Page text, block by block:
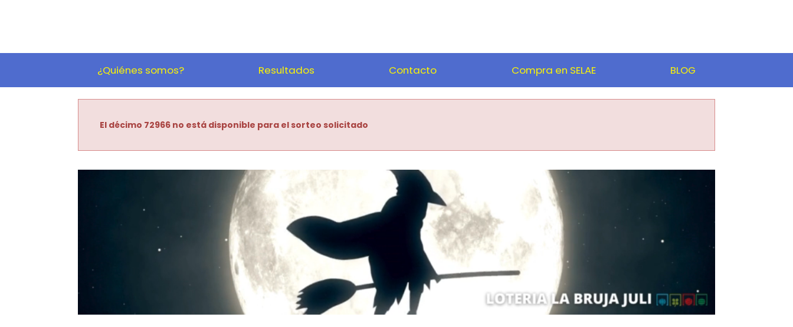
¿Quiénes somos? Resultados Contacto Compra en SELAE BLOG
El décimo 72966 no está disponible para el sorteo solicitado